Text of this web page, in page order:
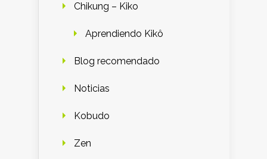
Chikung – Kiko
Aprendiendo Kikô
Blog recomendado
Noticias
Kobudo
Zen